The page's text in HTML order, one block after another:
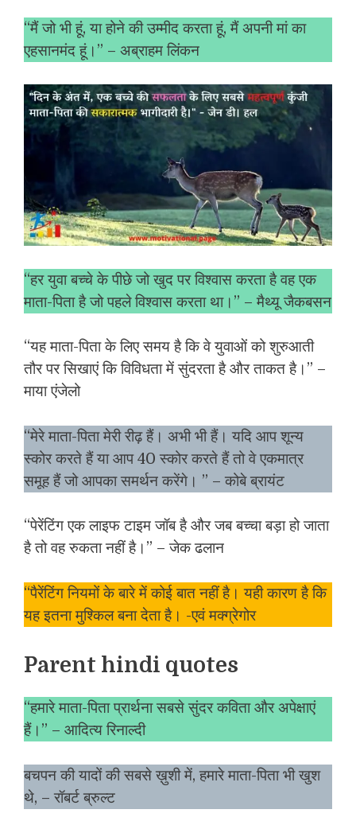
“मैं जो भी हूं, या होने की उम्मीद करता हूं, मैं अपनी मां का
एहसानमंद हूं।” – अब्राहम लिंकन
“हर युवा बच्चे के पीछे जो खुद पर विश्वास करता है वह एक
माता-पिता है जो पहले विश्वास करता था।” – मैथ्यू जैकबसन
“यह माता-पिता के लिए समय है कि वे युवाओं को शुरुआती
तौर पर सिखाएं कि विविधता में सुंदरता है और ताकत है।” –
माया एंजेलो
“मेरे माता-पिता मेरी रीढ़ हैं। अभी भी हैं। यदि आप शून्य
स्कोर करते हैं या आप 40 स्कोर करते हैं तो वे एकमात्र
समूह हैं जो आपका समर्थन करेंगे। ” – कोबे ब्रायंट
“पेरेंटिंग एक लाइफ टाइम जॉब है और जब बच्चा बड़ा हो जाता
है तो वह रुकता नहीं है।” – जेक ढलान
“पैरेंटिंग नियमों के बारे में कोई बात नहीं है। यही कारण है कि
यह इतना मुश्किल बना देता है। -एवं मक्ग्रेगोर
Parent hindi quotes
“हमारे माता-पिता प्रार्थना सबसे सुंदर कविता और अपेक्षाएं
हैं।” – आदित्य रिनाल्दी
बचपन की यादों की सबसे ख़ुशी में, हमारे माता-पिता भी खुश
थे, – रॉबर्ट ब्रुल्ट